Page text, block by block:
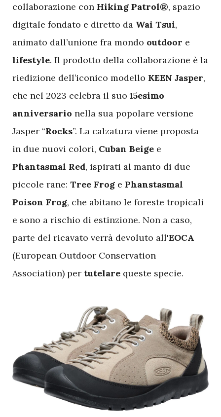
collaborazione con Hiking Patrol®, spazio
digitale fondato e diretto da Wai Tsui,
animato dall’unione fra mondo outdoor e
lifestyle. Il prodotto della collaborazione è la
riedizione dell’iconico modello KEEN Jasper,
che nel 2023 celebra il suo 15esimo
anniversario nella sua popolare versione
Jasper “Rocks”. La calzatura viene proposta
in due nuovi colori, Cuban Beige e
Phantasmal Red, ispirati al manto di due
piccole rane: Tree Frog e Phanstasmal
Poison Frog, che abitano le foreste tropicali
e sono a rischio di estinzione. Non a caso,
parte del ricavato verrà devoluto all'EOCA
(European Outdoor Conservation
Association) per tutelare queste specie.